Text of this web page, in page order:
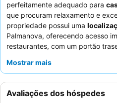
perfeitamente adequado para
que procuram relaxamento e
propriedade possui uma
Palmanova, oferecendo acesso
restaurantes, com um portão
hóspedes podem desfrutar de
funcionários excecionais
pelo seu serviço simpático e
Mostrar mais
Avaliações dos hóspedes